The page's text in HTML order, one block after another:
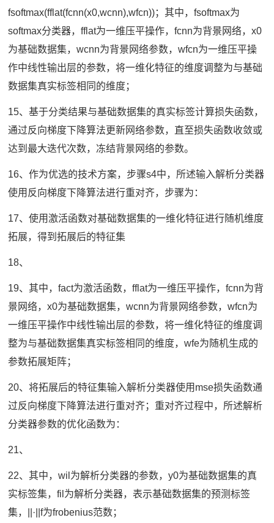
fsoftmax(fflat(fcnn(x0,wcnn),wfcn))；其中，fsoftmax为
softmax分类器，fflat为一维压平操作，fcnn为背景网络，x0
为基础数据集，wcnn为背景网络参数，wfcn为一维压平操
作中线性输出层的参数，将一维化特征的维度调整为与基础
数据集真实标签相同的维度；
15、基于分类结果与基础数据集的真实标签计算损失函数，
通过反向梯度下降算法更新网络参数，直至损失函数收敛或
达到最大迭代次数，冻结背景网络的参数。
16、作为优选的技术方案，步骤s4中，所述输入解析分类器
使用反向梯度下降算法进行重对齐，步骤为：
17、使用激活函数对基础数据集的一维化特征进行随机维度
拓展，得到拓展后的特征集
18、
19、其中，fact为激活函数，fflat为一维压平操作，fcnn为背
景网络，x0为基础数据集，wcnn为背景网络参数，wfcn为
一维压平操作中线性输出层的参数，将一维化特征的维度调
整为与基础数据集真实标签相同的维度，wfe为随机生成的
参数拓展矩阵；
20、将拓展后的特征集输入解析分类器使用mse损失函数通
过反向梯度下降算法进行重对齐；重对齐过程中，所述解析
分类器参数的优化函数为：
21、
22、其中，wil为解析分类器的参数，y0为基础数据集的真
实标签集，fil为解析分类器，表示基础数据集的预测标签
集，||·||f为frobenius范数；